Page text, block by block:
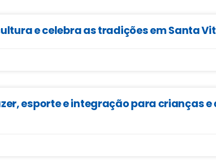
e celebra as tradições em Santa
esporte e integração para crianças